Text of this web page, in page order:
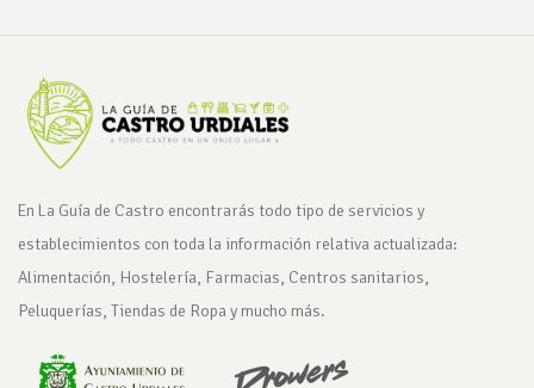
En La Guía de Castro encontrarás todo tipo de servicios y
establecimientos con toda la información relativa actualizada:
Alimentación, Hostelería, Farmacias, Centros sanitarios,
Peluquerías, Tiendas de Ropa y mucho más.